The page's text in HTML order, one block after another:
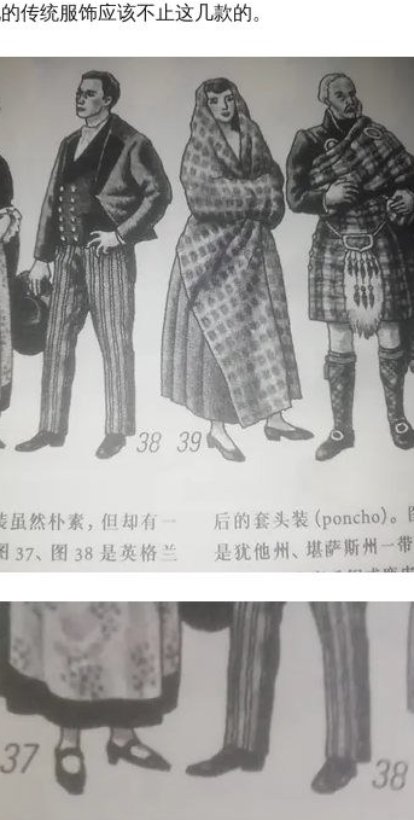
传统服饰应该不止这几款的。